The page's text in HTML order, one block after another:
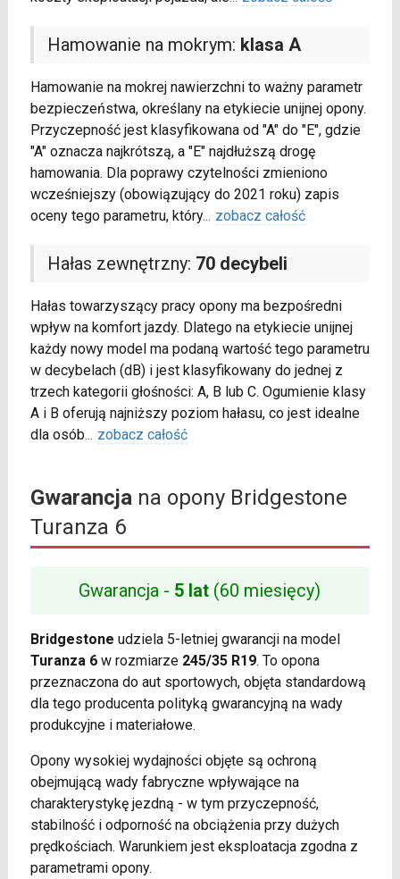
Hamowanie na mokrym: klasa A
Hamowanie na mokrej nawierzchni to ważny parametr
bezpieczeństwa, określany na etykiecie unijnej opony.
Przyczepność jest klasyfikowana od "A" do "E", gdzie
"A" oznacza najkrótszą, a "E" najdłuższą drogę
hamowania. Dla poprawy czytelności zmieniono
wcześniejszy (obowiązujący do 2021 roku) zapis
oceny tego parametru, który... zobacz całość
Hałas zewnętrzny: 70 decybeli
Hałas towarzyszący pracy opony ma bezpośredni
wpływ na komfort jazdy. Dlatego na etykiecie unijnej
każdy nowy model ma podaną wartość tego parametru
w decybelach (dB) i jest klasyfikowany do jednej z
trzech kategorii głośności: A, B lub C. Ogumienie klasy
A i B oferują najniższy poziom hałasu, co jest idealne
dla osób... zobacz całość
Gwarancjana opony Bridgestone
Turanza 6
Gwarancja - 5 lat (60 miesięcy)
Bridgestone udziela 5-letniej gwarancji na model
Turanza 6w rozmiarze 245/35 R19. To opona
przeznaczona do aut sportowych, objęta standardową
dla tego producenta polityką gwarancyjną na wady
produkcyjne i materiałowe.
Opony wysokiej wydajności objęte są ochroną
obejmującą wady fabryczne wpływające na
charakterystykę jezdną - w tym przyczepność,
stabilność i odporność na obciążenia przy dużych
prędkościach. Warunkiem jest eksploatacja zgodna z
parametrami opony.